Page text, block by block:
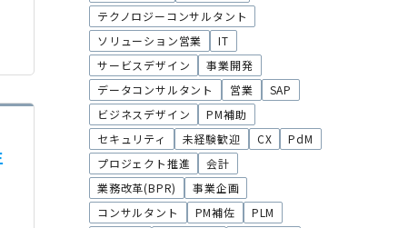
テクノロジーコンサルタント
ソリューション営業
IT
サービスデザイン
事業開発
データコンサルタント
営業
SAP
ビジネスデザイン
PM補助
セキュリティ
未経験歓迎 CX
PdM
プロジェクト推進
会計
業務改革(BPR)
事業企画
コンサルタント
PM補佐
PLM